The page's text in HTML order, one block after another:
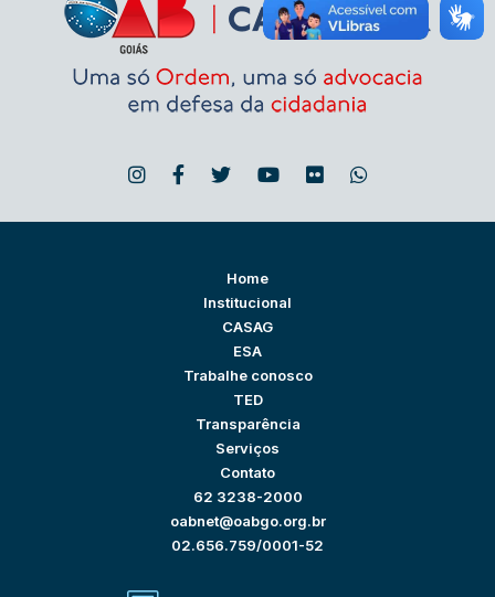
Home
Institucional
CASAG
ESA
Trabalhe conosco
TED
Transparência
Serviços
Contato
62 3238-2000
oabnet@oabgo.org.br
02.656.759/0001-52